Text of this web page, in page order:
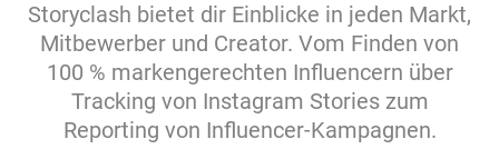
Webinars
Storyclash bietet dir Einblicke in jeden Markt,
Mitbewerber und Creator. Vom Finden von
100 % markengerechten Influencern über
Tracking von Instagram Stories zum
Reporting von Influencer-Kampagnen.